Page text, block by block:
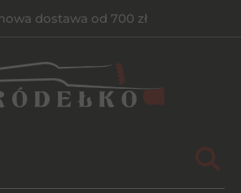
dostawa od 700 zł